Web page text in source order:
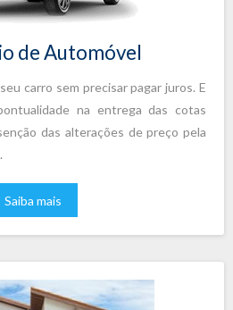
de Automóvel
carro sem precisar pagar juros. E
na entrega das cotas
das alterações de preço pela
Saiba mais